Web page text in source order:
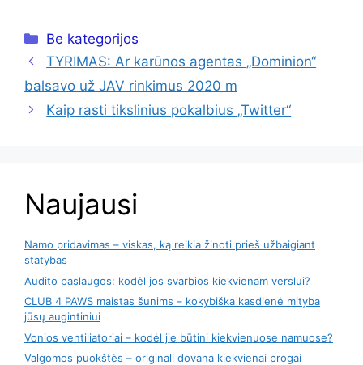
Kategorijos
Be kategorijos
TYRIMAS: Ar karūnos agentas „Dominion“
balsavo už JAV rinkimus 2020 m
Kaip rasti tikslinius pokalbius „Twitter“
Naujausi
Namo pridavimas – viskas, ką reikia žinoti prieš užbaigiant
statybas
Audito paslaugos: kodėl jos svarbios kiekvienam verslui?
CLUB 4 PAWS maistas šunims – kokybiška kasdienė mityba
jūsų augintiniui
Vonios ventiliatoriai – kodėl jie būtini kiekvienuose namuose?
Valgomos puokštės – originali dovana kiekvienai progai